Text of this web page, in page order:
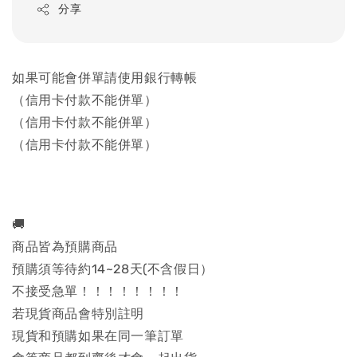
分享
如果可能會併單請使用銀行轉帳
（信用卡付款不能併單）
（信用卡付款不能併單）
（信用卡付款不能併單）
🚚
商品皆為預購商品
預購須等待約14~28天(不含假日）
不接受急單！！！！！！！！
若現貨商品會特別註明
現貨和預購如果在同一筆訂單